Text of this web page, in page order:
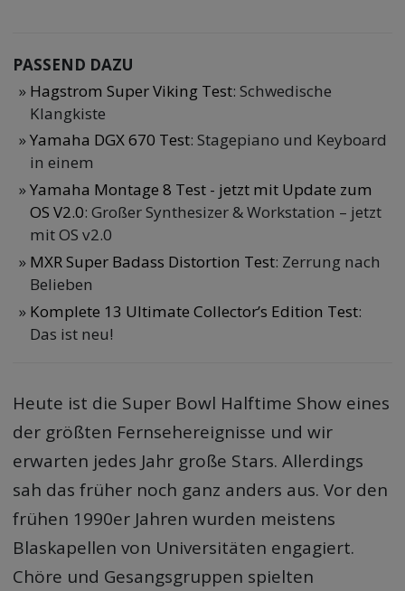
PASSEND DAZU
Hagstrom Super Viking Test: Schwedische
Klangkiste
Yamaha DGX 670 Test: Stagepiano und Keyboard
in einem
Yamaha Montage 8 Test - jetzt mit Update zum
OS V2.0: Großer Synthesizer & Workstation – jetzt
mit OS v2.0
MXR Super Badass Distortion Test: Zerrung nach
Belieben
Komplete 13 Ultimate Collector’s Edition Test:
Das ist neu!
Heute ist die Super Bowl Halftime Show eines
der größten Fernsehereignisse und wir
erwarten jedes Jahr große Stars. Allerdings
sah das früher noch ganz anders aus. Vor den
frühen 1990er Jahren wurden meistens
Blaskapellen von Universitäten engagiert.
Chöre und Gesangsgruppen spielten